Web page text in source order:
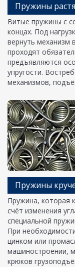
Пружины
Витые пружины с
концах. Под
вернуть механизм
проходят
предъявляются
упругости.
механизмов,
Пружины
Пружина, которая
счёт изменения
специальной
При
цинком или
машиностроении,
крюков